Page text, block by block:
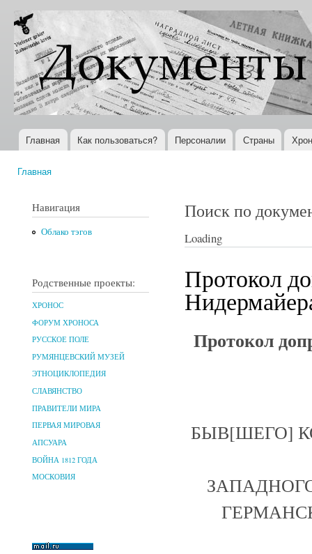
Документы
XX века
Всемирная
история в
Интернете
Главное меню
Главная Как пользоваться? Персоналии Страны
Главная
Навигация
Облако тэгов
Родственные проекты:
ХРОНОС
ФОРУМ ХРОНОСА
РУССКОЕ ПОЛЕ
РУМЯНЦЕВСКИЙ МУЗЕЙ
ЭТНОЦИКЛОПЕДИЯ
СЛАВЯНСТВО
ПРАВИТЕЛИ МИРА
ПЕРВАЯ МИРОВАЯ
АПСУАРА
ВОЙНА 1812 ГОДА
МОСКОВИЯ
Поиск по
Loading
Протокол
Протокол
БЫВ[ШЕГО]